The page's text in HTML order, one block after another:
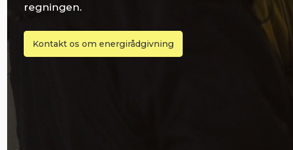
regningen.
Kontakt os om energirådgivning